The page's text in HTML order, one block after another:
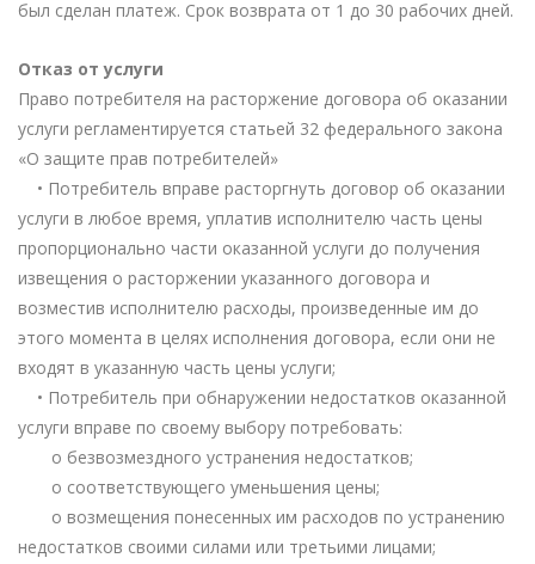
был сделан платеж. Срок возврата от 1 до 30 рабочих дней.
Отказ от услуги
Право потребителя на расторжение договора об оказании
услуги регламентируется статьей 32 федерального закона
«О защите прав потребителей»
• Потребитель вправе расторгнуть договор об оказании
услуги в любое время, уплатив исполнителю часть цены
пропорционально части оказанной услуги до получения
извещения о расторжении указанного договора и
возместив исполнителю расходы, произведенные им до
этого момента в целях исполнения договора, если они не
входят в указанную часть цены услуги;
• Потребитель при обнаружении недостатков оказанной
услуги вправе по своему выбору потребовать:
o безвозмездного устранения недостатков;
o соответствующего уменьшения цены;
o возмещения понесенных им расходов по устранению
недостатков своими силами или третьими лицами;